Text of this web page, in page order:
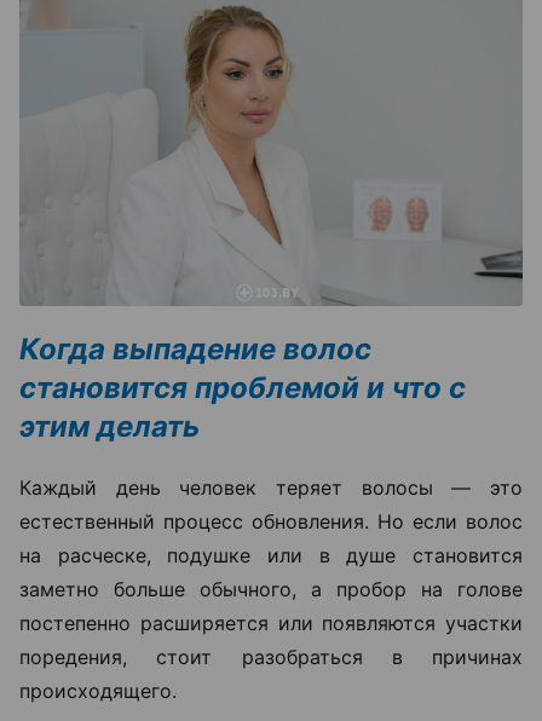
Когда выпадение волос
становится проблемой и что с
этим делать
Каждый день человек теряет волосы — это
естественный процесс обновления. Но если волос
на расческе, подушке или в душе становится
заметно больше обычного, а пробор на голове
постепенно расширяется или появляются участки
поредения, стоит разобраться в причинах
происходящего.